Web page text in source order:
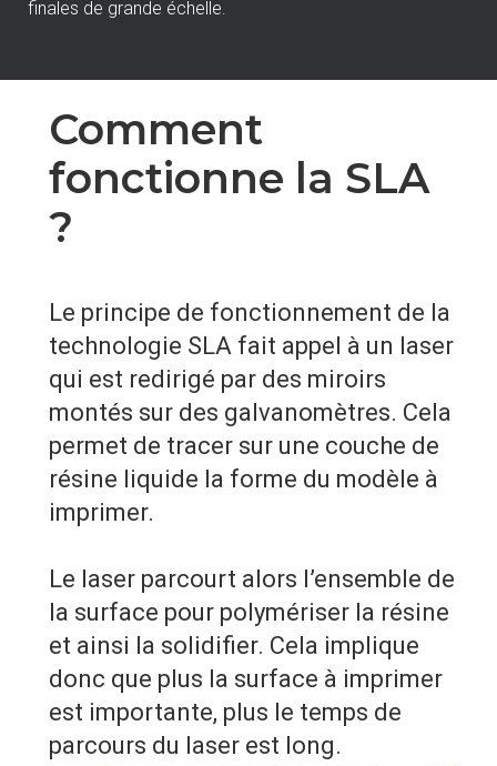
finales de grande échelle.
Comment
fonctionne la SLA
?
Le principe de fonctionnement de la
technologie SLA fait appel à un laser
qui est redirigé par des miroirs
montés sur des galvanomètres. Cela
permet de tracer sur une couche de
résine liquide la forme du modèle à
imprimer.
Le laser parcourt alors l’ensemble de
la surface pour polymériser la résine
et ainsi la solidifier. Cela implique
donc que plus la surface à imprimer
est importante, plus le temps de
parcours du laser est long.